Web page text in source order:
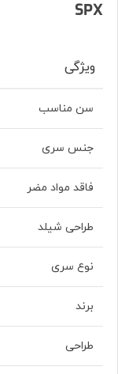
SPX
ویژگی
سن مناسب
جنس سری
فاقد مواد مضر
طراحی شیلد
نوع سری
برند
طراحی